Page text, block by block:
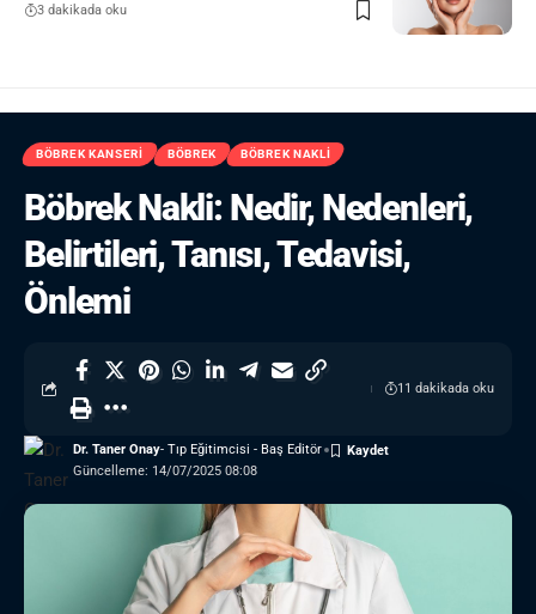
3 dakikada oku
BÖBREK KANSERI BÖBREK BÖBREK NAKLI
Böbrek Nakli: Nedir, Nedenleri,
Belirtileri, Tanısı, Tedavisi,
Önlemi
Güncelleme: 14/07/2025 08:08
Dr. Taner Onay- Tıp Eğitimcisi - Baş Editör
11 dakikada oku